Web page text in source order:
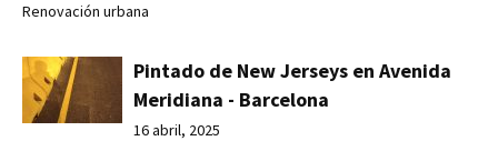
Renovación urbana
Pintado de New Jerseys en Avenida
Meridiana - Barcelona
16 abril, 2025